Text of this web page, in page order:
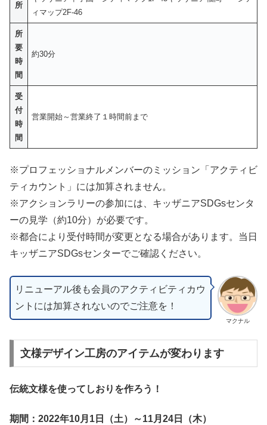
所
ィマップ2F-46
所
要
時
間
約30分
受
付
時
間
営業開始～営業終了１時間前まで
※プロフェッショナルメンバーのミッション「アクティビ
ティカウント」には加算されません。
※アクションラリーの参加には、キッザニアSDGsセンタ
ーの見学（約10分）が必要です。
※都合により受付時間が変更となる場合があります。当日
キッザニアSDGsセンターでご確認ください。
マクナル
リニューアル後も会員のアクティビティカウ
ントには加算されないのでご注意を！
文様デザイン工房のアイテムが変わります
伝統文様を使ってしおりを作ろう！
期間：2022年10月1日（土）～11月24日（木）